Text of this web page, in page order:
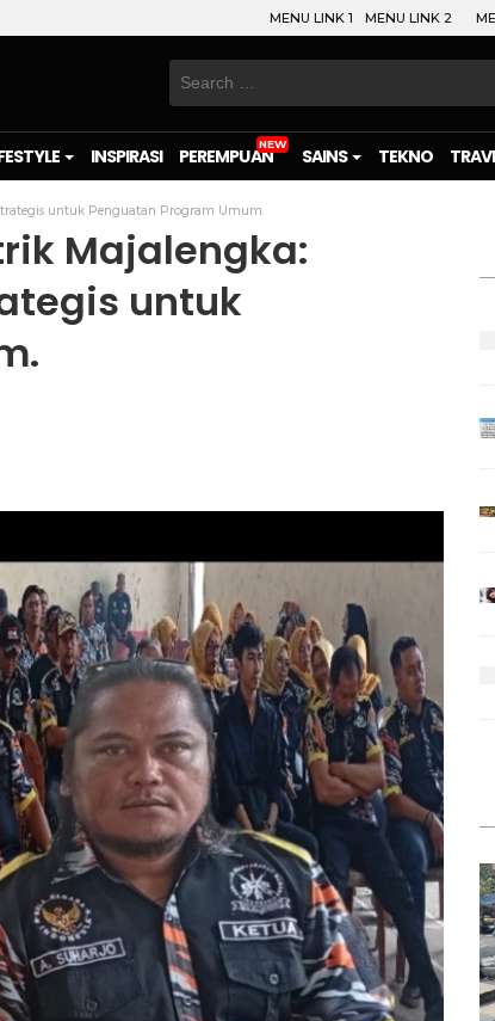
MENU LINK 1 MENU LINK 2
Search
INSPIRASI PEREMPUAN SAINS TEKNO
untuk Penguatan Program Umum.
Majalengka:
untuk